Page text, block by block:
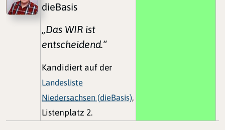
dieBasis
„Das WIR ist
entscheidend.“
Kandidiert auf der
Landesliste
Niedersachsen (dieBasis),
Listenplatz 2.